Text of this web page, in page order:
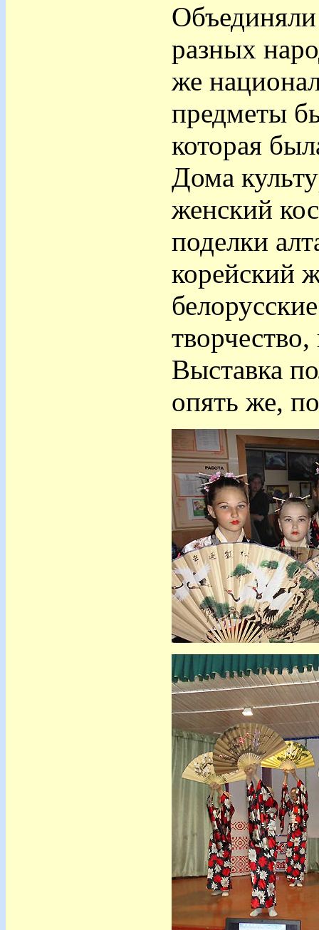
разных
же
предметы
которая
Дома
женский
поделки
корейский
Выставка
опять же,